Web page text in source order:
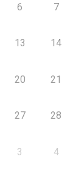
6 7
13 14
20 21
27 28
3 4